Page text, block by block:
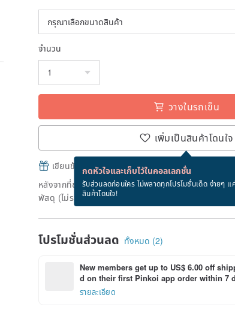
จำนวน
วางในรถเข็น
เพิ่มเป็นสินค้าโดนใจ
กดหัวใจและเก็บไว้ในคอลเลกชั่น
รับส่วนลดก่อนใคร ไม่พลาดทุกโปรโมชั่นเด็ด ง่ายๆ แ
สินค้าโดนใจ!
เขียนข้อความและส่ง eCard ฟรีเมื่อซื้อสินค้า!
หลังจากที่ชำระเงินถึงวันที่จะจัดส่งสินค้า จะใช้เวลาประม
พัสดุ (ไม่รวมวันหยุด)
โปรโมชั่นส่วนลด ทั้งหมด (2)
New members get up to US$ 6.00 off
d on their first Pinkoi app order within 7
รายละเอียด